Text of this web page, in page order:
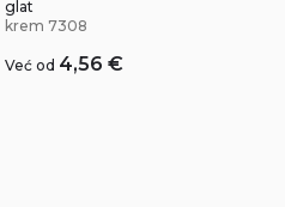
glat
krem 7308
Već od 4,56 €